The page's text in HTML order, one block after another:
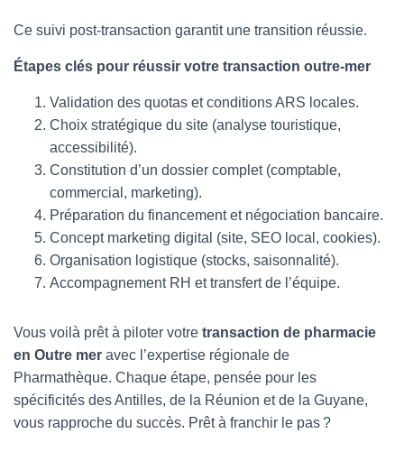
Ce suivi post-transaction garantit une transition réussie.
Étapes clés pour réussir votre transaction outre-mer
Validation des quotas et conditions ARS locales.
Choix stratégique du site (analyse touristique,
accessibilité).
Constitution d’un dossier complet (comptable,
commercial, marketing).
Préparation du financement et négociation bancaire.
Concept marketing digital (site, SEO local, cookies).
Organisation logistique (stocks, saisonnalité).
Accompagnement RH et transfert de l’équipe.
Vous voilà prêt à piloter votre transaction de pharmacie
en Outre mer avec l’expertise régionale de
Pharmathèque. Chaque étape, pensée pour les
spécificités des Antilles, de la Réunion et de la Guyane,
vous rapproche du succès. Prêt à franchir le pas ?